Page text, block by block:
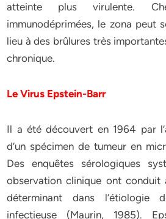
atteinte plus virulente.
immunodéprimées, le zona peut
lieu à des brûlures très
chronique.
Le Virus Epstein-Barr
Il a été découvert en 1964 par
d’un spécimen de tumeur en
Des enquêtes sérologiques
observation clinique ont
déterminant dans l’étiologie
infectieuse (Maurin, 1985).